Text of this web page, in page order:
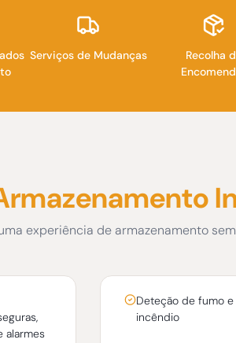
Serviços de Mudanças
Recolha
experiência de armazenamento
alarmes
Deteção de fumo e
incêndio